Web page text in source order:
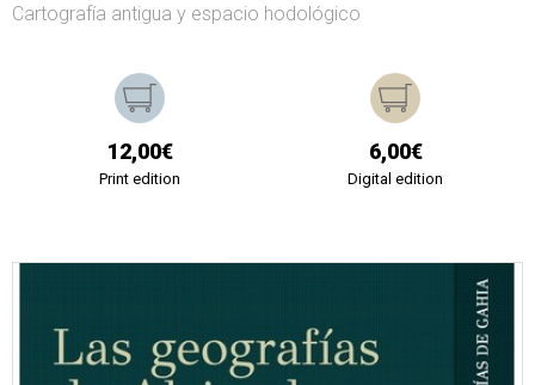
Cartografía antigua y espacio hodológico
12,00€
Print edition
6,00€
Digital edition